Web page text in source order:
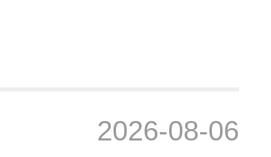
2026-08-06